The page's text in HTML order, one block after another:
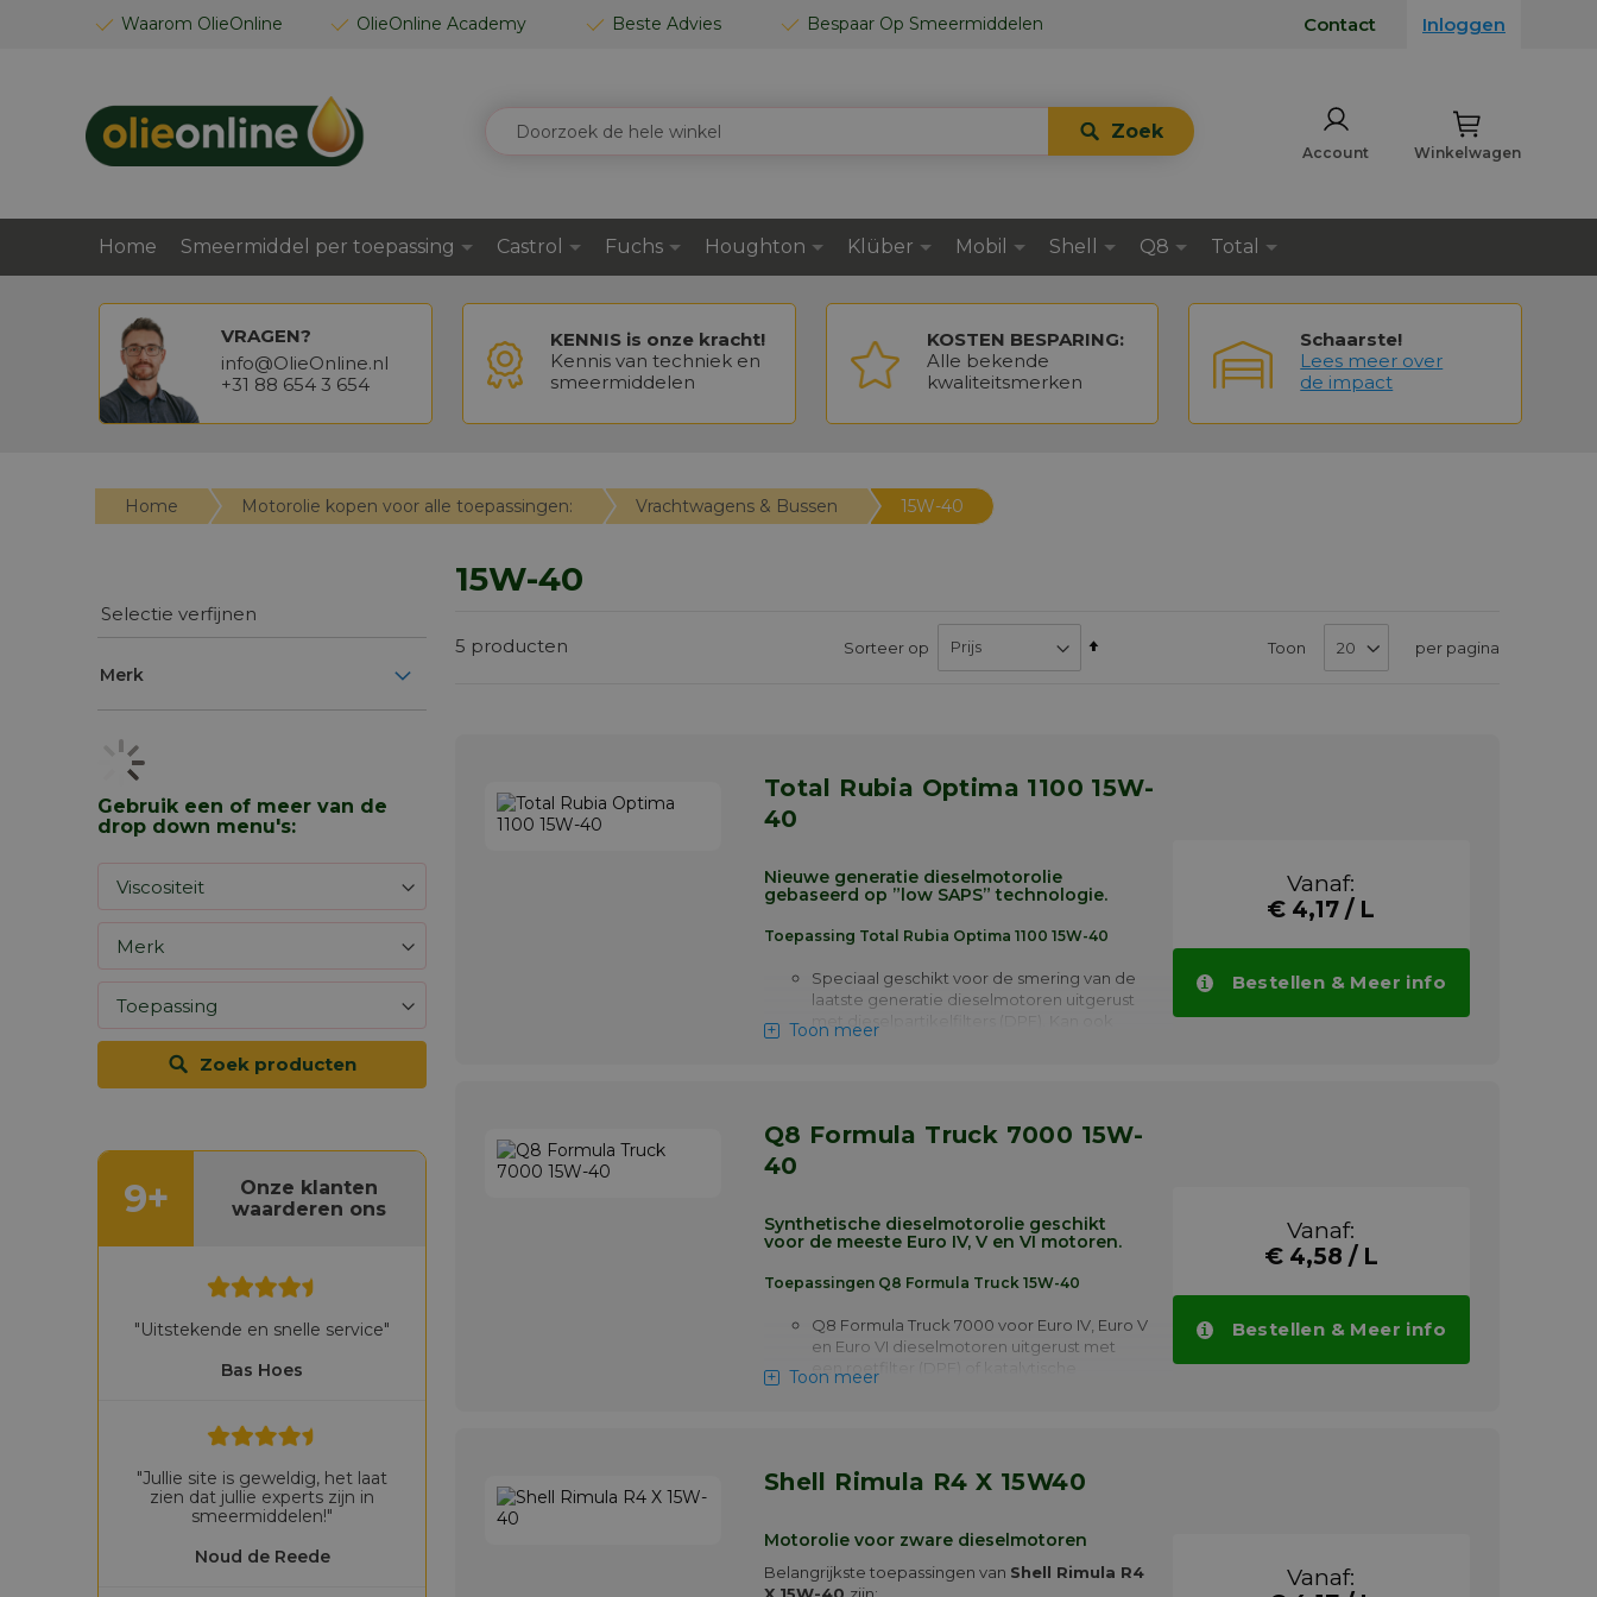
Waarom OlieOnline OlieOnline Academy Beste Advies Bespaar Op Smeermiddelen
GA
Contact Inloggen
Winkelwagen
ZOEK
Zoek
Account
Home Smeermiddel per toepassing Castrol Fuchs Houghton Klüber Mobil Shell Q8 Total
VRAGEN?
info@OlieOnline.nl
+31 88 654 3 654
KENNIS is onze kracht!
Kennis van techniek en
smeermiddelen
KOSTEN BESPARING:
Alle bekende
kwaliteitsmerken
Schaarste!
Lees meer over
de impact
Home Motorolie kopen voor alle toepassingen: Vrachtwagens & Bussen 15W-40
15W-40
5 producten Sorteer op Toon per pagina
Total Rubia Optima 1100 15W-
40
Nieuwe generatie dieselmotorolie
gebaseerd op ”low SAPS” technologie.
Toepassing Total Rubia Optima 1100 15W-40
Speciaal geschikt voor de smering van de
laatste generatie dieselmotoren uitgerust
gebruikt worden voor Euro 5 en 6 motoren
producenten.
Meer info
Toon meer
Vanaf:
€ 4,17 / L
Bestellen & Meer info
Q8 Formula Truck 7000 15W-
40
Synthetische dieselmotorolie geschikt
voor de meeste Euro IV, V en VI motoren.
Toepassingen Q8 Formula Truck 15W-40
Q8 Formula Truck 7000 voor Euro IV, Euro V
en Euro VI dieselmotoren uitgerust met
nabehandelingssystemen (zoals SCR) die
Beste in-class biobrandstof compatibiliteit
starteigenschappen.
Verlengde olieverversingsintervallen zoals
aangegeven door de OEM voor dieselolie
Toon meer
Vanaf:
€ 4,58 / L
Bestellen & Meer info
Shell Rimula R4 X 15W40
Motorolie voor zware dieselmotoren
Belangrijkste toepassingen van Shell Rimula R4
Vanaf:
Selectie verfijnen
Merk
Gebruik een of meer van de
drop down menu's:
Zoek producten
9+
Onze klanten
waarderen ons
Bas Hoes
"Uitstekende en snelle service"
Noud de Reede
"Jullie site is geweldig, het laat
zien dat jullie experts zijn in
smeermiddelen!"